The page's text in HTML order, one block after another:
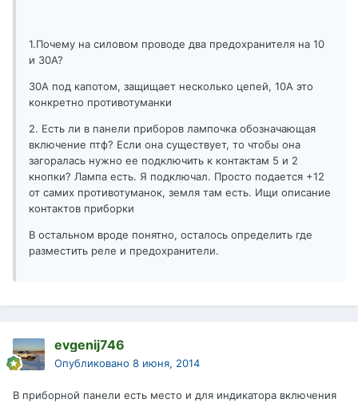
1.Почему на силовом проводе два предохранителя на 10
и 30А?
30А под капотом, защищает несколько цепей, 10А это
конкретно противотуманки
2. Есть ли в панели приборов лампочка обозначающая
включение птф? Если она существует, то чтобы она
загоралась нужно ее подключить к контактам 5 и 2
кнопки? Лампа есть. Я подключал. Просто подается +12
от самих противотуманок, земля там есть. Ищи описание
контактов приборки
В остальном вроде понятно, осталось определить где
разместить реле и предохранители.
evgenij746
Опубликовано 8 июня, 2014
В приборной панели есть место и для индикатора включения